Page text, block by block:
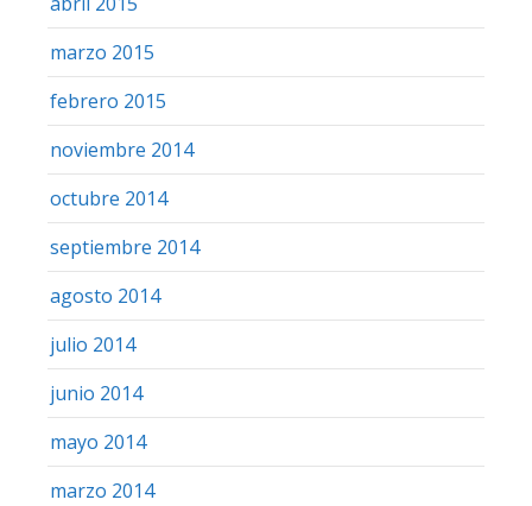
marzo 2015
febrero 2015
noviembre 2014
octubre 2014
septiembre 2014
agosto 2014
julio 2014
junio 2014
mayo 2014
marzo 2014